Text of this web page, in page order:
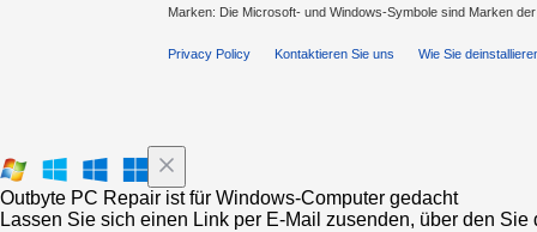
Marken: Die Microsoft- und Windows-Symbole sind Marken
Privacy Policy Kontaktieren Sie uns Wie Sie
Outbyte PC Repair ist für Windows-Computer gedacht
Lassen Sie sich einen Link per E-Mail zusenden, über den